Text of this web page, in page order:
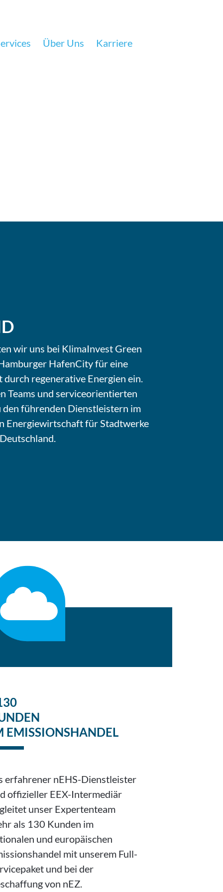
Über Uns Karriere
wir uns bei KlimaInvest Green
HafenCity für eine
regenerative Energien ein.
Teams und serviceorientierten
den führenden Dienstleistern im
Energiewirtschaft für Stadtwerke
EMISSIONSHANDEL
erfahrener nEHS-Dienstleister
offizieller EEX-Intermediär
unser Expertenteam
als 130 Kunden im
und europäischen
mit unserem Full-
und bei der
von nEZ.